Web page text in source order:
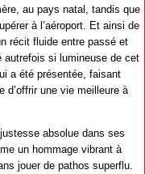
au pays natal, tandis que
à l’aéroport. Et ainsi de
récit fluide entre passé et
autrefois si lumineuse de cet
a été présentée, faisant
d’offrir une vie meilleure à
absolue dans ses
un hommage vibrant à
jouer de pathos superflu.